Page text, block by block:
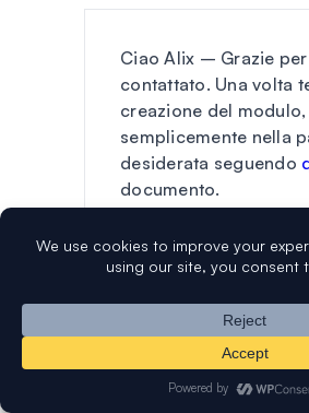
Ciao Alix – Grazie
contattato. Una volta
creazione del
semplicemente nella
desiderata seguendo
documento.
Nel caso in cui
poiché stai
pagamento di
al nostro supporto via
non esitare a